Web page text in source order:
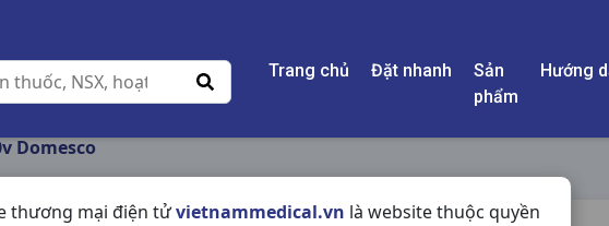
Trang chủ Đặt nhanh
Sản
phẩm
Hướng
thương mại điện tửvietnammedical.vn là website thuộc quyền
Domesco